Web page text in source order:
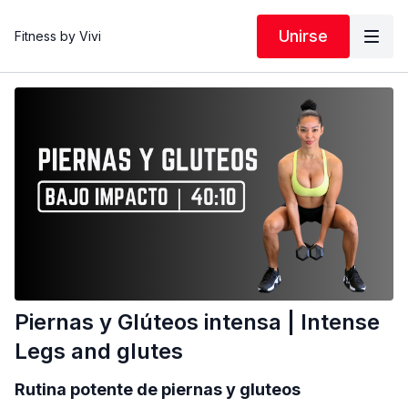
Fitness by Vivi Unirse
Piernas y Glúteos intensa | Intense
Legs and glutes
Rutina potente de piernas y gluteos